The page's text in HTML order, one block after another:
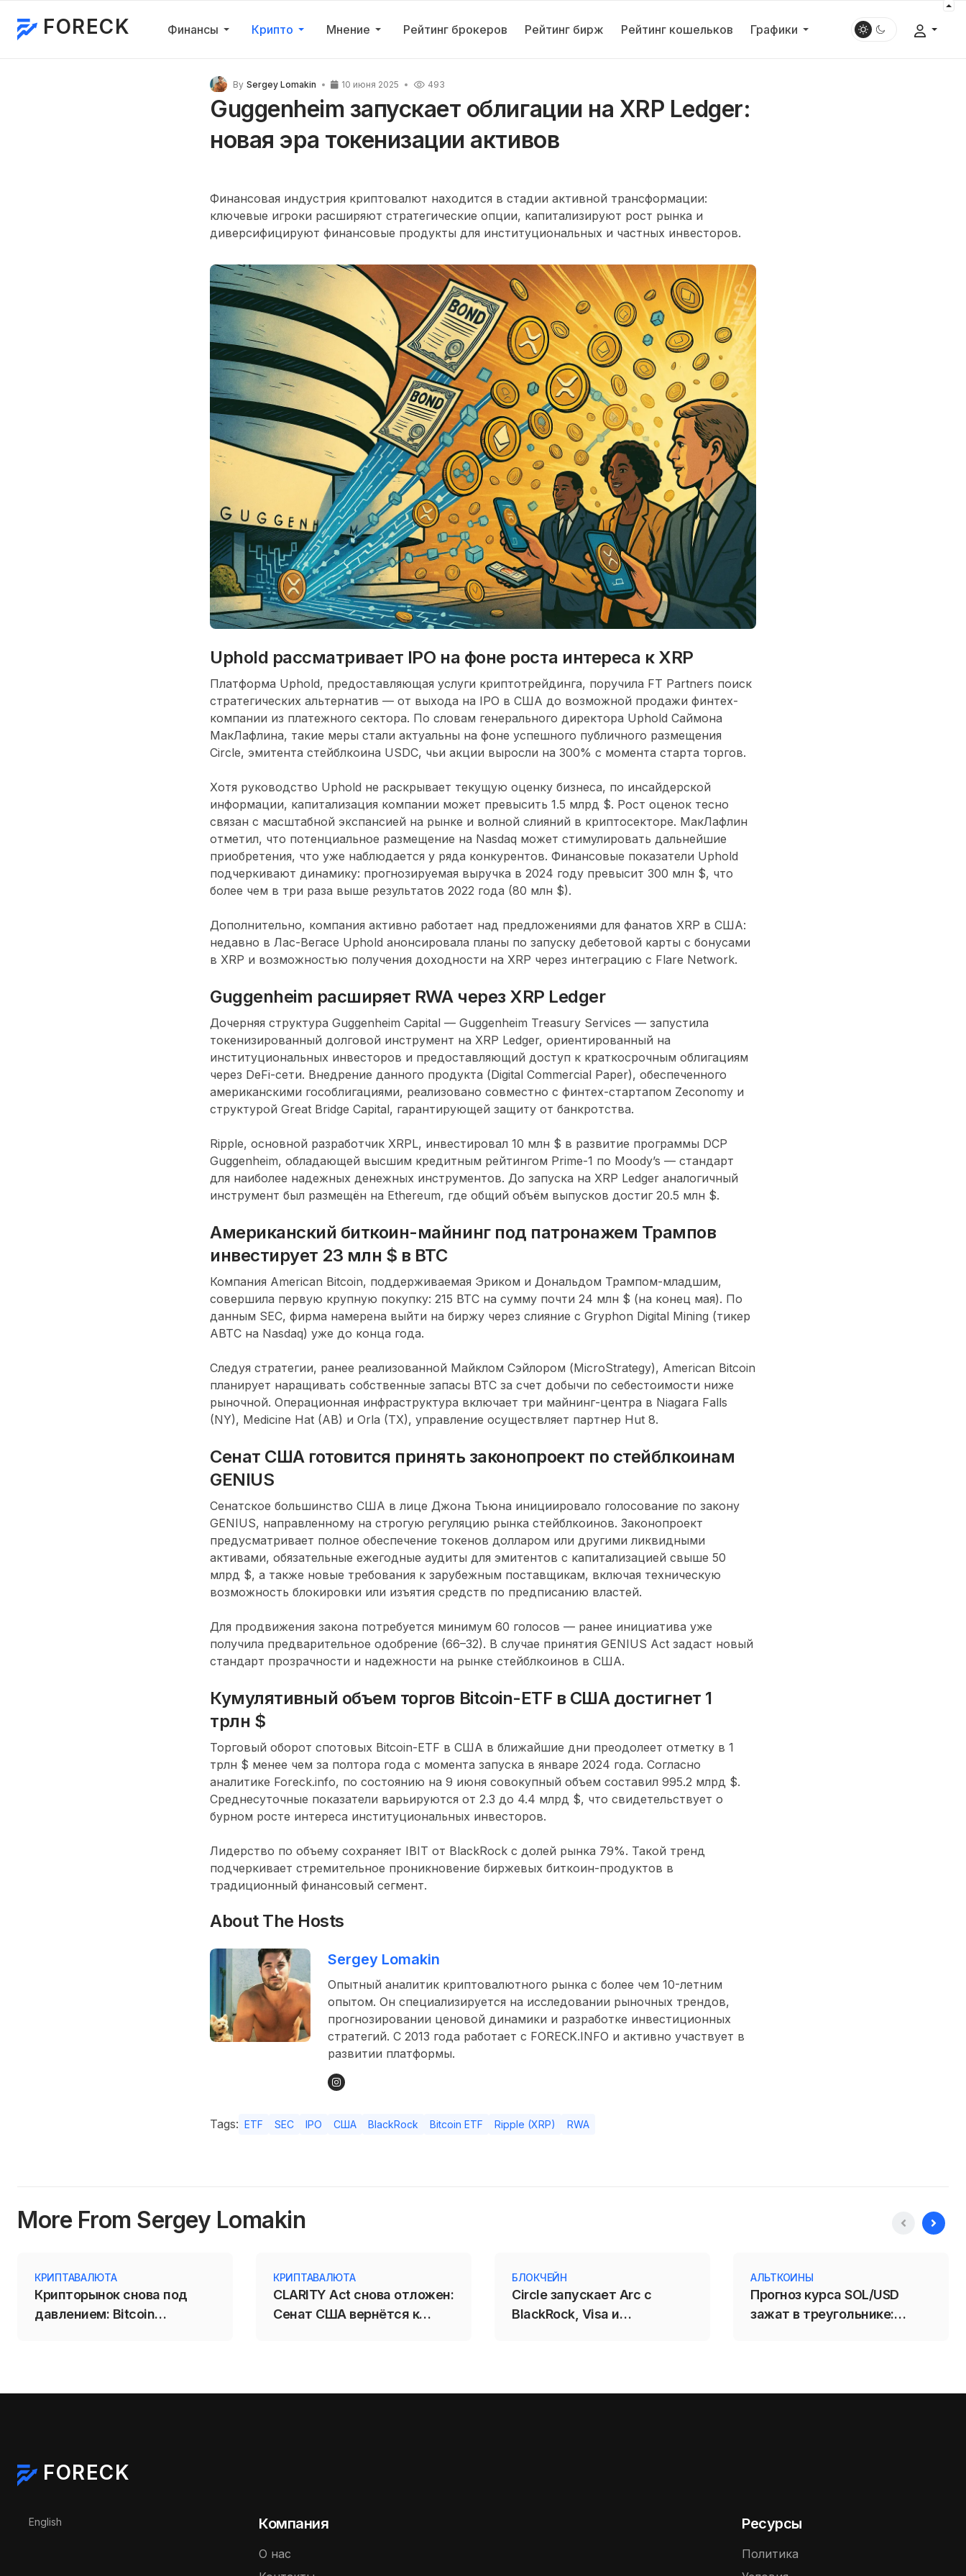
FORECK Финансы Крипто Мнение Рейтинг брокеров Рейтинг бирж Рейтинг кошельков Графики
By Sergey Lomakin 10 июня 2025 493
Guggenheim запускает облигации на XRP Ledger:
новая эра токенизации активов
Финансовая индустрия криптовалют находится в стадии активной трансформации:
ключевые игроки расширяют стратегические опции, капитализируют рост рынка и
диверсифицируют финансовые продукты для институциональных и частных инвесторов.
Uphold рассматривает IPO на фоне роста интереса к XRP
Платформа Uphold, предоставляющая услуги криптотрейдинга, поручила FT Partners поиск
стратегических альтернатив — от выхода на IPO в США до возможной продажи финтех-
компании из платежного сектора. По словам генерального директора Uphold Саймона
МакЛафлина, такие меры стали актуальны на фоне успешного публичного размещения
Circle, эмитента стейблкоина USDC, чьи акции выросли на 300% с момента старта торгов.
Хотя руководство Uphold не раскрывает текущую оценку бизнеса, по инсайдерской
информации, капитализация компании может превысить 1.5 млрд $. Рост оценок тесно
связан с масштабной экспансией на рынке и волной слияний в криптосекторе. МакЛафлин
отметил, что потенциальное размещение на Nasdaq может стимулировать дальнейшие
приобретения, что уже наблюдается у ряда конкурентов. Финансовые показатели Uphold
подчеркивают динамику: прогнозируемая выручка в 2024 году превысит 300 млн $, что
более чем в три раза выше результатов 2022 года (80 млн $).
Дополнительно, компания активно работает над предложениями для фанатов XRP в США:
недавно в Лас-Вегасе Uphold анонсировала планы по запуску дебетовой карты с бонусами
в XRP и возможностью получения доходности на XRP через интеграцию с Flare Network.
Guggenheim расширяет RWA через XRP Ledger
Дочерняя структура Guggenheim Capital — Guggenheim Treasury Services — запустила
токенизированный долговой инструмент на XRP Ledger, ориентированный на
институциональных инвесторов и предоставляющий доступ к краткосрочным облигациям
через DeFi-сети. Внедрение данного продукта (Digital Commercial Paper), обеспеченного
американскими гособлигациями, реализовано совместно с финтех-стартапом Zeconomy и
структурой Great Bridge Capital, гарантирующей защиту от банкротства.
Ripple, основной разработчик XRPL, инвестировал 10 млн $ в развитие программы DCP
Guggenheim, обладающей высшим кредитным рейтингом Prime-1 по Moody’s — стандарт
для наиболее надежных денежных инструментов. До запуска на XRP Ledger аналогичный
инструмент был размещён на Ethereum, где общий объём выпусков достиг 20.5 млн $.
Американский биткоин-майнинг под патронажем Трампов
инвестирует 23 млн $ в BTC
Компания American Bitcoin, поддерживаемая Эриком и Дональдом Трампом-младшим,
совершила первую крупную покупку: 215 BTC на сумму почти 24 млн $ (на конец мая). По
данным SEC, фирма намерена выйти на биржу через слияние с Gryphon Digital Mining (тикер
ABTC на Nasdaq) уже до конца года.
Следуя стратегии, ранее реализованной Майклом Сэйлором (MicroStrategy), American Bitcoin
планирует наращивать собственные запасы BTC за счет добычи по себестоимости ниже
рыночной. Операционная инфраструктура включает три майнинг-центра в Niagara Falls
(NY), Medicine Hat (AB) и Orla (TX), управление осуществляет партнер Hut 8.
Сенат США готовится принять законопроект по стейблкоинам
GENIUS
Сенатское большинство США в лице Джона Тьюна инициировало голосование по закону
GENIUS, направленному на строгую регуляцию рынка стейблкоинов. Законопроект
предусматривает полное обеспечение токенов долларом или другими ликвидными
активами, обязательные ежегодные аудиты для эмитентов с капитализацией свыше 50
млрд $, а также новые требования к зарубежным поставщикам, включая техническую
возможность блокировки или изъятия средств по предписанию властей.
Для продвижения закона потребуется минимум 60 голосов — ранее инициатива уже
получила предварительное одобрение (66–32). В случае принятия GENIUS Act задаст новый
стандарт прозрачности и надежности на рынке стейблкоинов в США.
Кумулятивный объем торгов Bitcoin-ETF в США достигнет 1
трлн $
Торговый оборот спотовых Bitcoin-ETF в США в ближайшие дни преодолеет отметку в 1
трлн $ менее чем за полтора года с момента запуска в январе 2024 года. Согласно
аналитике Foreck.info, по состоянию на 9 июня совокупный объем составил 995.2 млрд $.
Среднесуточные показатели варьируются от 2.3 до 4.4 млрд $, что свидетельствует о
бурном росте интереса институциональных инвесторов.
Лидерство по объему сохраняет IBIT от BlackRock с долей рынка 79%. Такой тренд
подчеркивает стремительное проникновение биржевых биткоин-продуктов в
традиционный финансовый сегмент.
About The Hosts
Sergey Lomakin
Опытный аналитик криптовалютного рынка с более чем 10-летним
опытом. Он специализируется на исследовании рыночных трендов,
прогнозировании ценовой динамики и разработке инвестиционных
стратегий. С 2013 года работает с FORECK.INFO и активно участвует в
развитии платформы.
Tags: ETF SEC IPO США BlackRock Bitcoin ETF Ripple (XRP) RWA
More From Sergey Lomakin
КРИПТАВАЛЮТА
Крипторынок снова под
давлением: Bitcoin
КРИПТАВАЛЮТА
CLARITY Act снова отложен:
Сенат США вернётся к
БЛОКЧЕЙН
Circle запускает Arc с
BlackRock, Visa и
АЛЬТКОИНЫ
Прогноз курса SOL/USD
зажат в треугольнике:
FORECK
Выберите язык
English Компания
О нас
Ресурсы
Политика